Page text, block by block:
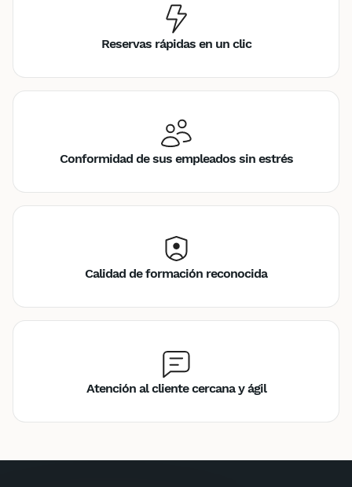
Reservas rápidas en un clic
Conformidad de sus empleados sin estrés
Calidad de formación reconocida
Atención al cliente cercana y ágil